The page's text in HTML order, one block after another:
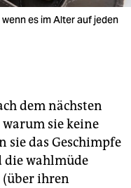
es im Alter auf jeden
dem nächsten
sie keine
sie das Geschimpfe
die wahlmüde
ihren